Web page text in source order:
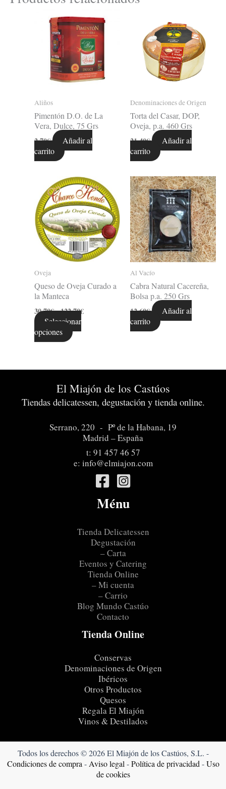
Aliños
Pimentón D.O. de La
Vera, Dulce, 75 Grs
2,70€
Añadir al
carrito
Denominaciones de Origen
Torta del Casar, DOP,
Oveja, p.a. 460 Grs
21,40€
Añadir al
carrito
Oveja
Queso de Oveja Curado a
la Manteca
30,70€-122,70€
Rango
de
precios:
desde
30,70€
hasta
122,70€
Seleccionar
opciones
Este
producto
tiene
múltiples
variantes.
Las
opciones
se
en
página
de
producto
Al Vacío
Cabra Natural Cacereña,
Bolsa p.a. 250 Grs
12,60€
Añadir al
carrito
El Miajón de los Castúos
Tiendas delicatessen, degustación y tienda online.
Serrano, 220 - Pº de la Habana, 19
Madrid – España
t: 91 457 46 57
e: info@elmiajon.com
Ménu
Tienda Delicatessen
Degustación
– Carta
Eventos y Catering
Tienda Online
– Mi cuenta
– Carrio
Blog Mundo Castúo
Contacto
Tienda Online
Conservas
Denominaciones de Origen
Ibéricos
Otros Productos
Quesos
Regala El Miajón
Vinos & Destilados
Todos los derechos © 2026 El Miajón de los Castúos, S.L. -
Condiciones de compra - Aviso legal -Política de privacidad -Uso
de cookies